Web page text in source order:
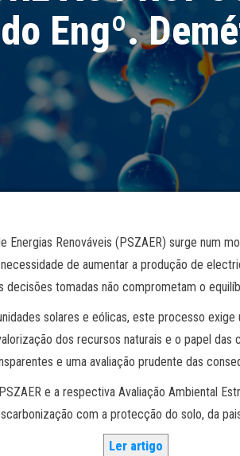
Engº.
Renováveis (PSZAER) surge num
de aumentar a produção de
tomadas não comprometam o
solares e eólicas, este processo
dos recursos naturais e o papel
e uma avaliação prudente das
e a respectiva Avaliação Ambiental
com a protecção do solo, da
Ler artigo